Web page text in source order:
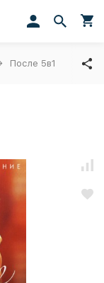
После 5в1